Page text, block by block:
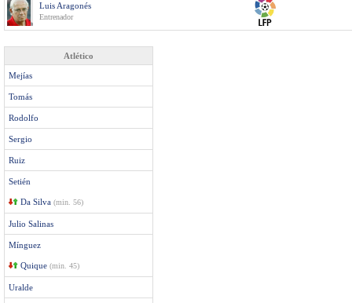
Luis Aragonés
Entrenador
Atlético
Mejías
Tomás
Rodolfo
Sergio
Ruiz
Setién
Da Silva (min. 56)
Julio Salinas
Mínguez
Quique (min. 45)
Uralde